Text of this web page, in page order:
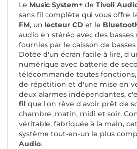
Le Music System+ de Tivoli
sans fil complète qui vous offre
FM, un lecteur CD et le
audio en stéréo avec des
fournies par le caisson de
Dotée d'un écran facile à lire,
numérique avec batterie de
télécommande toutes
de répétition et d'une mise en
deux alarmes indépendantes,
fil que l'on rêve d'avoir prêt de
chambre, matin, midi et soir.
véritable, fabriquée à la main,
système tout-en-un le plus
Audio.